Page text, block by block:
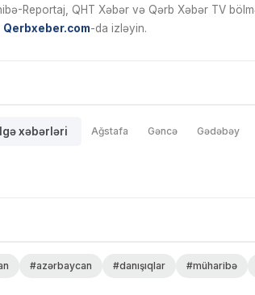
Reportaj, QHT Xəbər və Qərb Xəbər TV
Qerbxeber.com-da izləyin.
xəbərləri Ağstafa Gəncə Gədəbəy
#azərbaycan #danışıqlar #müharibə